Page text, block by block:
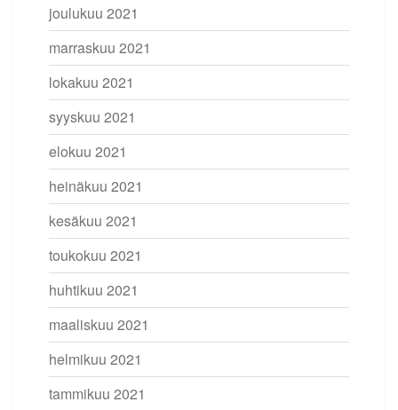
joulukuu 2021
marraskuu 2021
lokakuu 2021
syyskuu 2021
elokuu 2021
heinäkuu 2021
kesäkuu 2021
toukokuu 2021
huhtikuu 2021
maaliskuu 2021
helmikuu 2021
tammikuu 2021